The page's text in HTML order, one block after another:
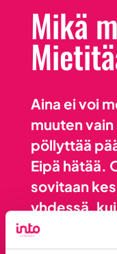
Mikä
Aina ei voi
muuten
pöllyttää
Eipä hätää.
sovitaan
yhdessä,
SOITA VAIKKA